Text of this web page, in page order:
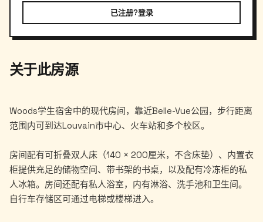
已注册?登录
关于此房源
Woods学生宿舍中的现代房间，靠近Belle-Vue公园，步行距离
范围内可到达Louvain市中心、火车站和多个校区。
房间配有可折叠双人床（140 × 200厘米，不含床垫）、内置衣
柜提供充足的储物空间、带书架的书桌，以及配有冷冻柜的私
人冰箱。房间还配有私人浴室，内有淋浴、洗手池和卫生间。
自行车存储区可通过电梯或楼梯进入。